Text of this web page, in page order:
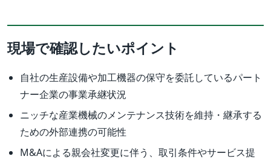
現場で確認したいポイント
自社の生産設備や加工機器の保守を委託しているパート
ナー企業の事業承継状況
ニッチな産業機械のメンテナンス技術を維持・継承する
ための外部連携の可能性
M&Aによる親会社変更に伴う、取引条件やサービス提